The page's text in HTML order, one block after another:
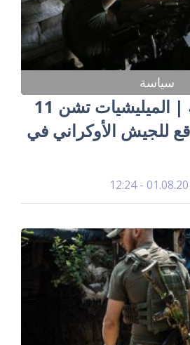
سياسة
أوكرانيا بالعربية | الميليشيات تشن 11
للجيش الأوكراني في
01.08.2019 -